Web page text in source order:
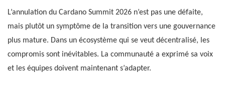
L’annulation du Cardano Summit 2026 n’est pas une défaite,
mais plutôt un symptôme de la transition vers une gouvernance
plus mature. Dans un écosystème qui se veut décentralisé, les
compromis sont inévitables. La communauté a exprimé sa voix
et les équipes doivent maintenant s’adapter.